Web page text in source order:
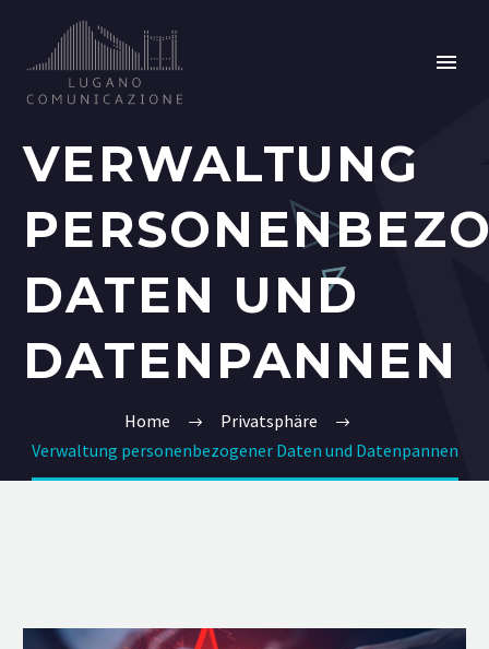
VERWALTUNG
DATEN UND
DATENPANNEN
Home
Privatsphäre
Verwaltung personenbezogener Daten und Datenpannen